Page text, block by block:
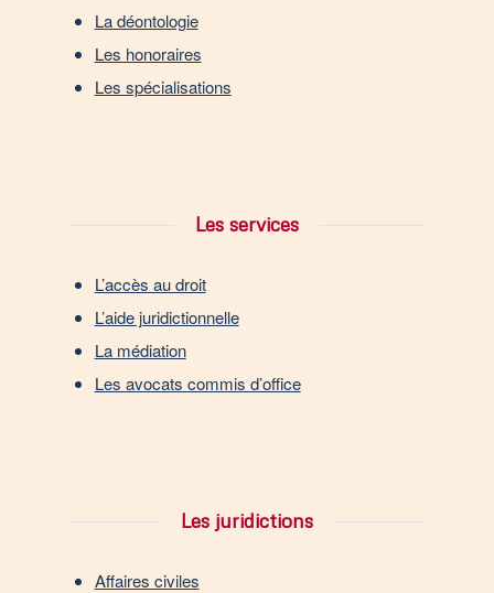
La déontologie
Les honoraires
Les spécialisations
Les services
L’accès au droit
L’aide juridictionnelle
La médiation
Les avocats commis d’office
Les juridictions
Affaires civiles